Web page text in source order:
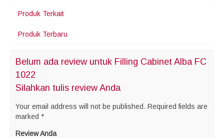
Produk Terkait
Produk Terbaru
Belum ada review untuk Filling Cabinet Alba FC
1022
Silahkan tulis review Anda
Your email address will not be published. Required fields are
marked *
Review Anda